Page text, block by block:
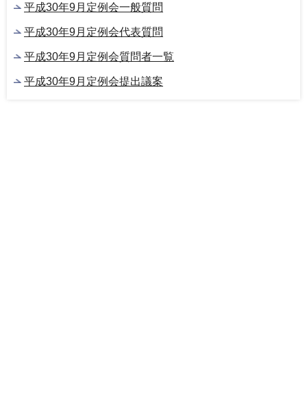
平成30年9月定例会一般質問
平成30年9月定例会代表質問
平成30年9月定例会質問者一覧
平成30年9月定例会提出議案